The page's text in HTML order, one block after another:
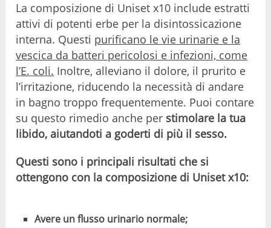
La composizione di Uniset x10 include estratti
attivi di potenti erbe per la disintossicazione
interna. Questi purificano le vie urinarie e la
vescica da batteri pericolosi e infezioni, come
l’E. coli. Inoltre, alleviano il dolore, il prurito e
l’irritazione, riducendo la necessità di andare
in bagno troppo frequentemente. Puoi contare
su questo rimedio anche per stimolare la tua
libido, aiutandoti a goderti di più il sesso.
Questi sono i principali risultati che si
ottengono con la composizione di Uniset x10:
Avere un flusso urinario normale;